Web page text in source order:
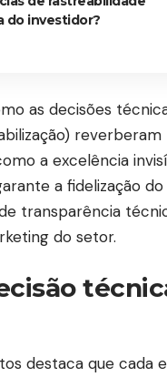
do investidor?
as decisões
a excelência
a fidelização
transparência
do setor.
destaca que